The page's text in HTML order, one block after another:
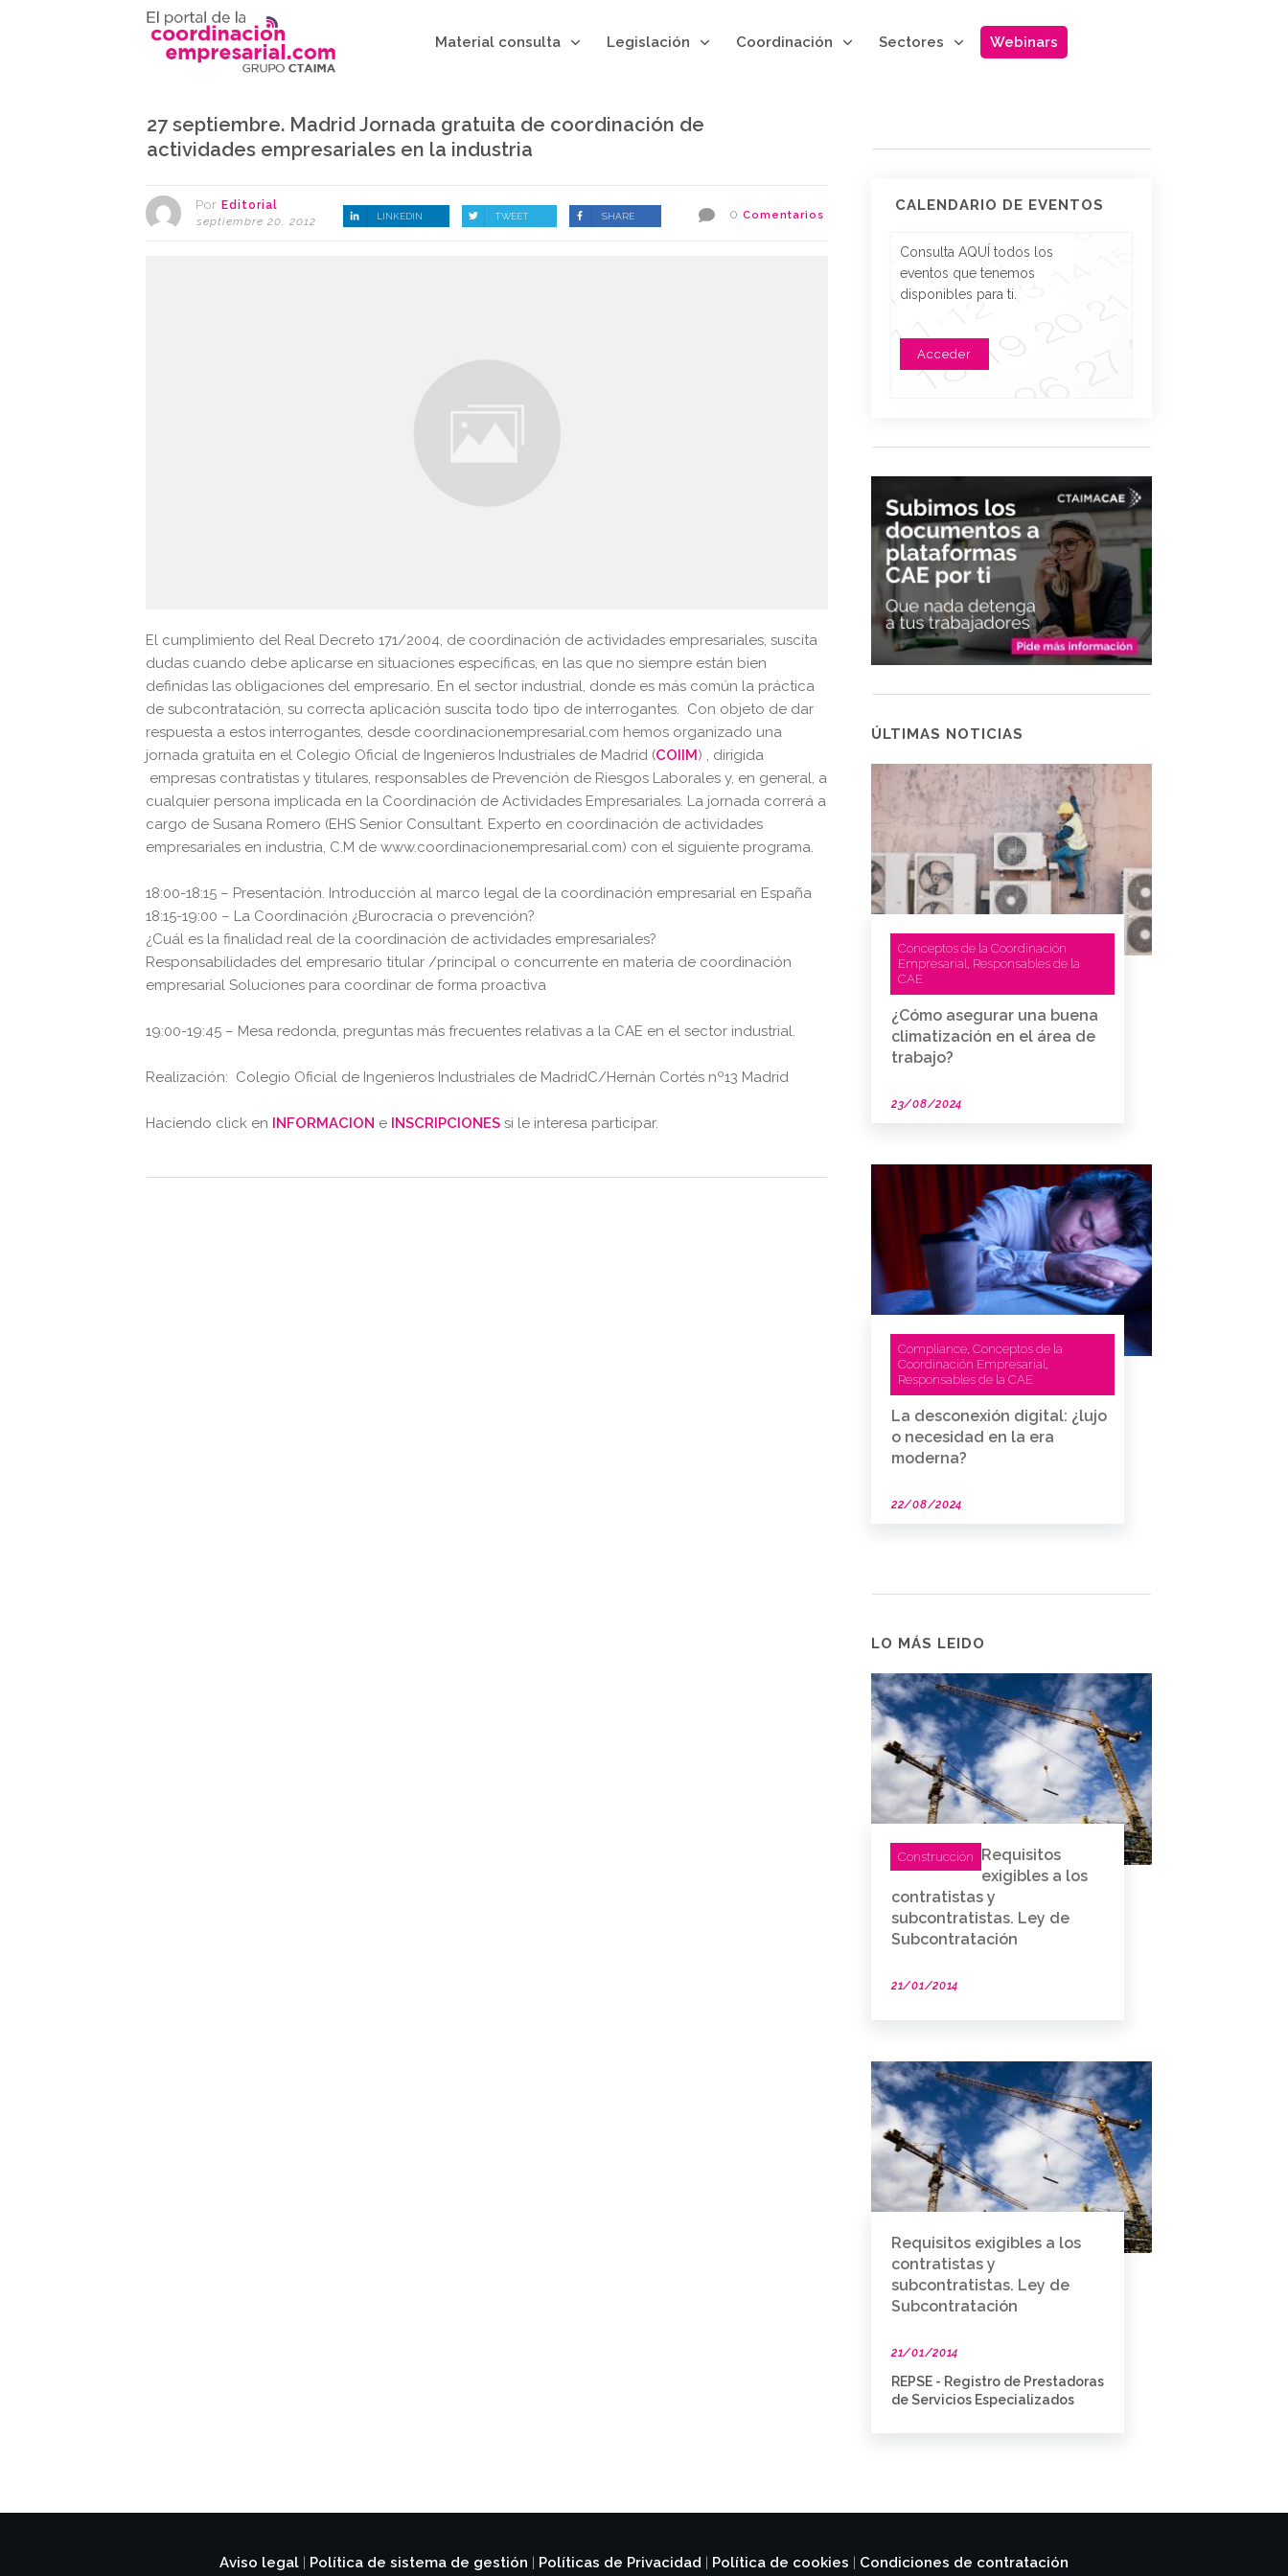
Material consulta Legislación Coordinación Sectores Webinars
27 septiembre. Madrid Jornada gratuita de coordinación de
actividades empresariales en la industria
Por Editorial
septiembre 20, 2012
LINKEDIN TWEET SHARE 0 Comentarios
El cumplimiento del Real Decreto 171/2004, de coordinación de actividades empresariales, suscita
dudas cuando debe aplicarse en situaciones específicas, en las que no siempre están bien
definidas las obligaciones del empresario. En el sector industrial, donde es más común la práctica
de subcontratación, su correcta aplicación suscita todo tipo de interrogantes. Con objeto de dar
respuesta a estos interrogantes, desde coordinacionempresarial.com hemos organizado una
jornada gratuita en el Colegio Oficial de Ingenieros Industriales de Madrid (COIIM) , dirigida
empresas contratistas y titulares, responsables de Prevención de Riesgos Laborales y, en general, a
cualquier persona implicada en la Coordinación de Actividades Empresariales. La jornada correrá a
cargo de Susana Romero (EHS Senior Consultant. Experto en coordinación de actividades
empresariales en industria, C.M de www.coordinacionempresarial.com) con el siguiente programa.
18:00-18:15 – Presentación. Introducción al marco legal de la coordinación empresarial en España
18:15-19:00 – La Coordinación ¿Burocracia o prevención?
¿Cuál es la finalidad real de la coordinación de actividades empresariales?
Responsabilidades del empresario titular /principal o concurrente en materia de coordinación
empresarial Soluciones para coordinar de forma proactiva
19:00-19:45 – Mesa redonda, preguntas más frecuentes relativas a la CAE en el sector industrial.
Realización: Colegio Oficial de Ingenieros Industriales de MadridC/Hernán Cortés nº13 Madrid
Haciendo click en INFORMACION e INSCRIPCIONES si le interesa participar.
CALENDARIO DE EVENTOS
Consulta AQUÍ todos los
eventos que tenemos
disponibles para ti.
Acceder
ÚLTIMAS NOTICIAS
Conceptos de la Coordinación
Empresarial
Responsables de la
CAE
¿Cómo asegurar una buena
climatización en el área de
trabajo?
23/08/2024
Compliance Conceptos de la
Coordinación Empresarial
Responsables de la CAE
La desconexión digital: ¿lujo
o necesidad en la era
moderna?
22/08/2024
LO MÁS LEIDO
Construcción
Requisitos
exigibles a los
contratistas y
subcontratistas. Ley de
Subcontratación
21/01/2014
Requisitos exigibles a los
contratistas y
subcontratistas. Ley de
Subcontratación
21/01/2014
REPSE - Registro de Prestadoras
de Servicios Especializados
Aviso legal Política de sistema de gestión Políticas de Privacidad Política de cookies Condiciones de contratación